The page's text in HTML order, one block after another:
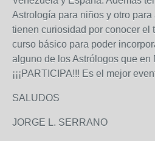
Astrología para niños y otro
tienen curiosidad por conocer el
curso básico para poder
alguno de los Astrólogos que en
¡¡¡PARTICIPA!!! Es el mejor
SALUDOS
JORGE L. SERRANO